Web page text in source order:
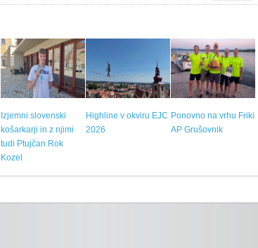
Izjemni slovenski
košarkarji in z njimi
tudi Ptujčan Rok
Kozel
Highline v okviru EJC
2026
Ponovno na vrhu Friki
AP Grušovnik